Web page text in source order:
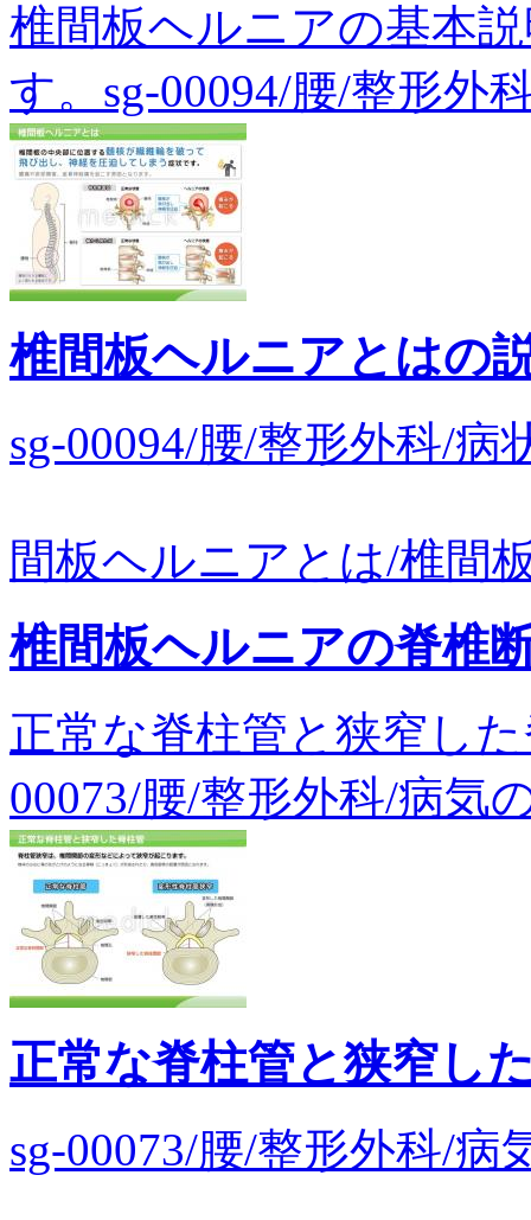
椎間板ヘルニアの基本
す。sg-00094/腰/整形外
椎間板ヘルニアとはの
sg-00094/腰/整形外科/
間板ヘルニアとは/椎間
椎間板ヘルニアの脊椎
正常な脊柱管と狭窄し
00073/腰/整形外科/病気
正常な脊柱管と狭窄し
sg-00073/腰/整形外科/